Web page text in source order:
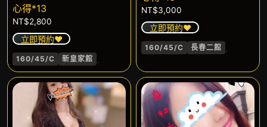
心得*13
NT$2,800
立即預約❤️
160/45/C 新皇家館 .
NT$3,000
立即預約❤️
160/45/C 長春二館 .